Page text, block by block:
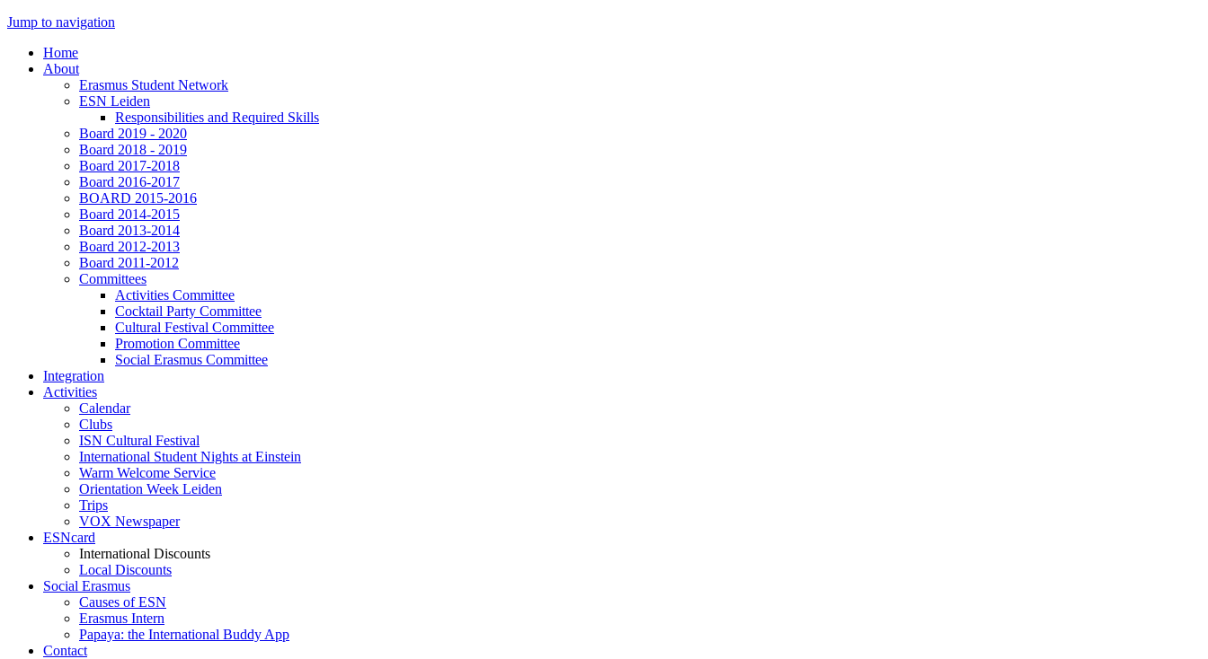
Jump to navigation
Home
About
Erasmus Student Network
ESN Leiden
Responsibilities and Required Skills
Board 2019 - 2020
Board 2018 - 2019
Board 2017-2018
Board 2016-2017
BOARD 2015-2016
Board 2014-2015
Board 2013-2014
Board 2012-2013
Board 2011-2012
Committees
Activities Committee
Cocktail Party Committee
Cultural Festival Committee
Promotion Committee
Social Erasmus Committee
Integration
Activities
Calendar
Clubs
ISN Cultural Festival
International Student Nights at Einstein
Warm Welcome Service
Orientation Week Leiden
Trips
VOX Newspaper
ESNcard
International Discounts
Local Discounts
Social Erasmus
Causes of ESN
Erasmus Intern
Papaya: the International Buddy App
Contact